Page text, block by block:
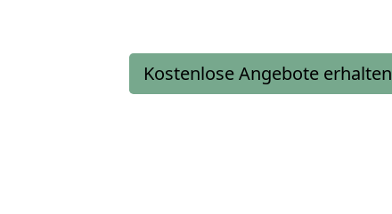
Kostenlose Angebote erhalten